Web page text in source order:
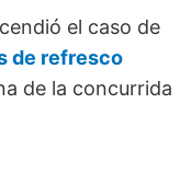
el caso de
de refresco
de la concurrida